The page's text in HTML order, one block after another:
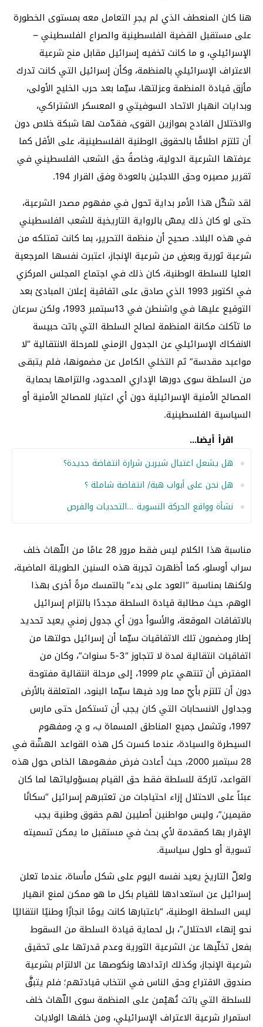
هنا كان المنعطف الذي لم يجرِ التعامل معه بمستوى الخطورة
على مستقبل القضية الفلسطينية والصراع الفلسطيني –
الإسرائيلي، و ما كانت تخفيه إسرائيل مقابل منح شرعية
الاعتراف الإسرائيلي بالمنظمة، وكأن إسرائيل التي كانت تدرك
مأزق قيادة المنظمة وعزلتها، سيّما بعد حرب الخليج الأولى،
وبدايات انهيار الاتحاد السوفيتي و المعسكر الاشتراكي،
والاختلال الفادح بموازين القوى، فقدّمت لها شبكة خلاص دون
أن تلتزم اطلاقًا بالحقوق الوطنية الفلسطينية، على الأقل كما
عرفتها الشرعية الدولية، وخاصةً حق الشعب الفلسطيني في
تقرير مصيره وحق اللاجئين بالعودة وفق القرار 194.
لقد شكّل هذا الأمر بداية تحول في مفهوم مصدر الشرعية،
حتى لو كان ذلك يمسّ بالرواية التاريخية للشعب الفلسطيني
في هذه البلاد. صحيح أن منظمة التحرير، بما كانت تمتلكه من
شرعية ثورية وبعضٍ من شرعية الإنجاز، اعتبرت نفسها المرجعية
العليا للسلطة الوطنية، كان ذلك في اجتماع المجلس المركزي
في اكتوبر 1993 الذي صادق على اتفاقية إعلان المبادئ بعد
التوقيع عليها في واشنطن في 13سبتمبر 1993، ولكن سرعان
ما تآكلت مكانة المنظمة لصالح السلطة التي باتت حبيسة
الانفكاك الإسرائيلي عن الجدول الزمني للمرحلة الانتقالية “لا
مواعيد مقدسة” ثم التخلي الكامل عن مضمونها، فلم يتبقى
من السلطة سوى دورها الإداري المحدود، والتزامها بحماية
المصالح الأمنية الإسرائيلية دون أي اعتبار للمصالح الأمنية أو
السياسية الفلسطينية.
اقرأ أيضا...
هل يشعل اغتيال شيرين شرارة انتفاضة جديدة؟
هل نحن على أبواب هبة/ انتفاضة شاملة ؟
نشأة وواقع الحركة النسوية …التحديات والفرص
مناسبة هذا الكلام ليس فقط مرور 28 عامًا من اللّهاث خلف
سراب أوسلو، كما أظهرت تجربة هذه السنين الطويلة الماضية،
ولكنها بمناسبة “العود على بدء” بالتمسك مرةً أخرى بهذا
الوهم، حيث مطالبة قيادة السلطة مجددًا بالتزام إسرائيل
بالاتفاقات الموقعة، والأسوأ دون أي جدول زمني يعيد تحديد
إطار ومضمون تلك الاتفاقيات سيّما أن إسرائيل حولتها من
اتفاقيات انتقالية لمدة لا تتجاوز “3-5 سنوات”، وكان من
المفترض أن تنتهي عام 1999، إلى مرحلة انتقالية مفتوحة
دون أن تلتزم بأيّ مما ورد فيها سيّما البنود، المتعلقة بالأرض
وجداول الانسحابات التي كان يجب أن تستكمل حتى مارس
1997، وتشمل جميع المناطق المسماة ب، و ج، ومفهوم
السيطرة والسيادة، عندما كسرت كل هذه القواعد الهشّة في
28 سبتمبر 2000، حيث أعادت فرض مفهومها الخاص حول هذه
القواعد، تاركة للسلطة فقط حق القيام بمسؤولياتها لما كان
عبئاً على الاحتلال إزاء احتياجات من تعتبرهم إسرائيل “سكانًا
مقيمين”، وليس مواطنين أصليين لهم حقوق وطنية يجب
الإقرار بها كمقدمة لأي بحث في مستقبل ما يمكن تسميته
تسوية أو حلول سياسية.
ولعلّ التاريخ يعيد نفسه اليوم على شكل مأساة، عندما تعلن
إسرائيل عن استعدادها للقيام بكل ما هو ممكن لمنع انهيار
ليس السلطة الوطنية، “باعتبارها كانت يومًا انجازًا وطنيًا انتقاليًا
نحو إنهاء الاحتلال”، بل لحماية قيادة السلطة من السقوط
بفعل تخلّيها عن الشرعية الثورية وعدم قدرتها على تحقيق
شرعية الإنجاز، وكذلك ارتدادها ونكوصها عن الالتزام بشرعية
صندوق الاقتراع وحق الناس في انتخاب قيادتهم؛ فلم يتبقَّ
للسلطة التي باتت تُهيْمن على المنظمة سوى اللّهاث خلف
استمرار شرعية الاعتراف الإسرائيلي، ومن خلفها الولايات